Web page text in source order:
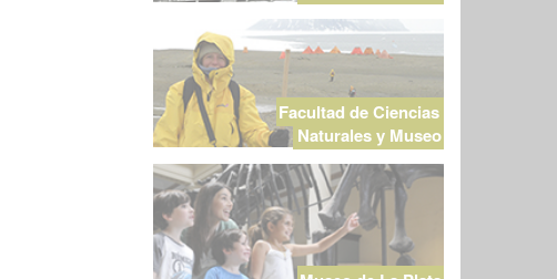
Facultad de Ciencias
Naturales y Museo